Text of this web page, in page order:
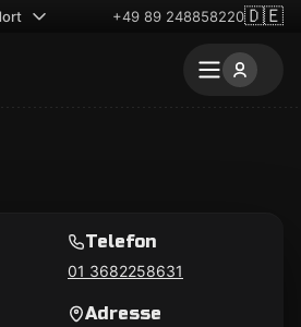
+49 89 248858220🇩🇪
Telefon
01 3682258631
Adresse